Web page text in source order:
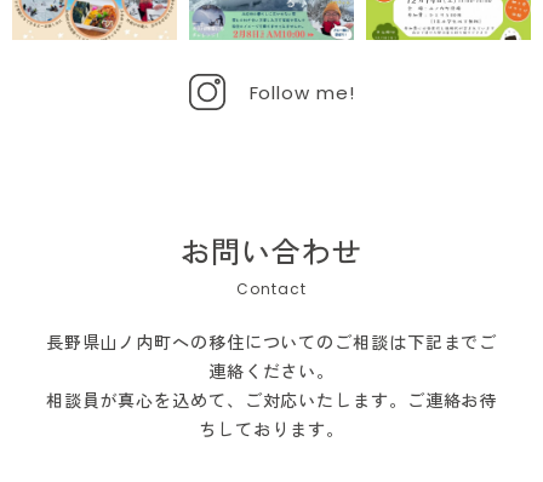
Follow me!
お問い合わせ
長野県山ノ内町への移住についてのご相談は下記までご
連絡ください。
相談員が真心を込めて、ご対応いたします。ご連絡お待
ちしております。